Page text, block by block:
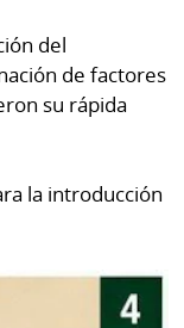
del
de factores
su rápida
la introducción